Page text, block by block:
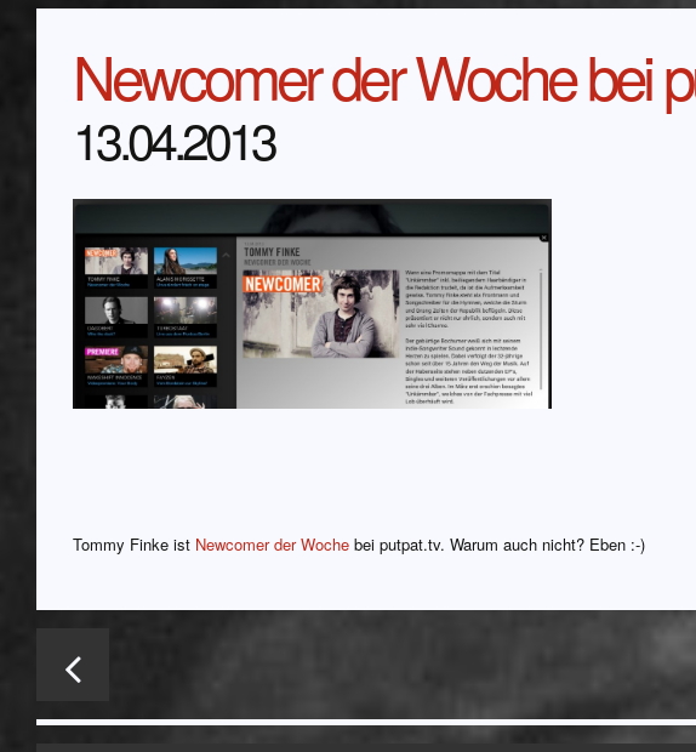
Newcomer der Woche bei
13.04.2013
Tommy Finke ist Newcomer der Woche bei putpat.tv. Warum auch nicht? Eben :-)